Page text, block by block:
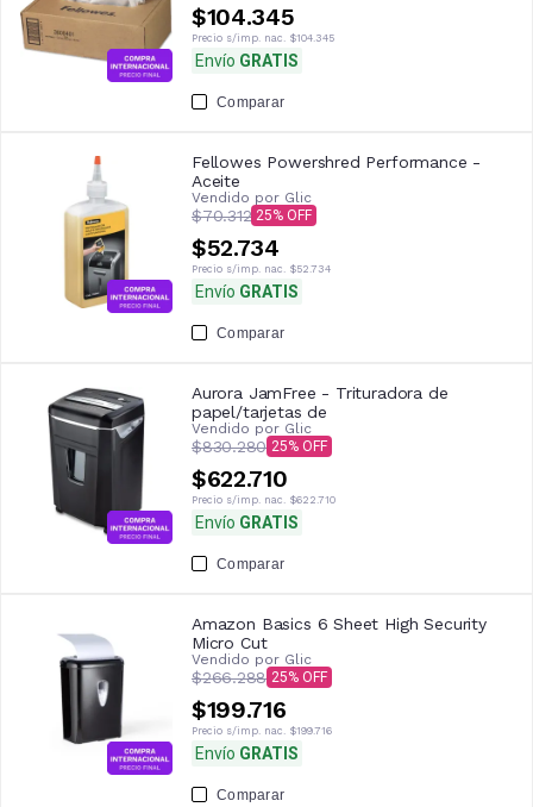
$104.345
Precio s/imp. nac. $104.345
Envío GRATIS
Comparar
Fellowes Powershred Performance -
Aceite
Vendido por Glic
$70.312 25
$52.734
Precio s/imp. nac. $52.734
Envío GRATIS
Comparar
Aurora JamFree - Trituradora de
papel/tarjetas de
Vendido por Glic
$830.280 25
$622.710
Precio s/imp. nac. $622.710
Envío GRATIS
Comparar
Amazon Basics 6 Sheet High Security
Micro Cut
Vendido por Glic
$266.288 25
$199.716
Precio s/imp. nac. $199.716
Envío GRATIS
Comparar